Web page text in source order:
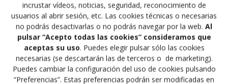
incrustar vídeos, noticias, seguridad, reconocimiento de
usuarios al abrir sesión, etc. Las cookies técnicas o necesarias
no podrás desactivarlas o no podrás navegar por la web. Al
pulsar “Acepto todas las cookies” consideramos que
aceptas su uso. Puedes elegir pulsar sólo las cookies
necesarias (se descartarán las de terceros o de marketing).
Puedes cambiar la configuración del uso de cookies pulsando
“Preferencias”. Estas preferencias podrán ser modificadas en
Jiménez de Madrid en 60 Kg y Zaira Bermudez de
Galicia en 64 Kg, asistidos por el seleccionador nacional
Manuel Jiménez.
Convocado por FIAS (Federación Internacional acude
Carlos Gómez como árbitro controlador de máximo
nivel internacional.